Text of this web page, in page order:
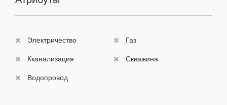
Электричество Газ
Кканализация Скважина
Водопровод